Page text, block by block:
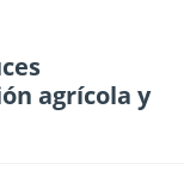
agrícola y